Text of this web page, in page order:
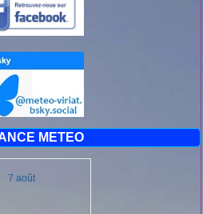
METEO